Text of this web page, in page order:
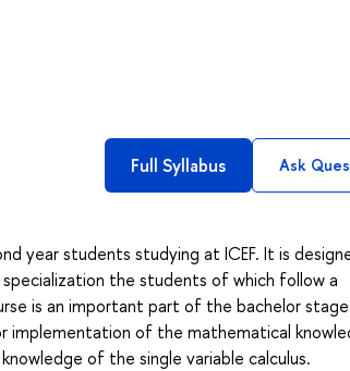
Full Syllabus Ask
year students studying at ICEF. It is
the students of which follow a
is an important part of the bachelor
of the mathematical
of the single variable calculus.